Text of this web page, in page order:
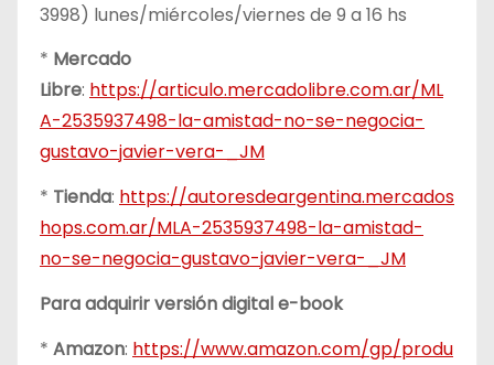
3998) lunes/miércoles/viernes de 9 a 16 hs
* Mercado
Libre: https://articulo.mercadolibre.com.ar/ML
A-2535937498-la-amistad-no-se-negocia-
gustavo-javier-vera-_JM
* Tienda: https://autoresdeargentina.mercados
hops.com.ar/MLA-2535937498-la-amistad-
no-se-negocia-gustavo-javier-vera-_JM
Para adquirir versión digital e-book
* Amazon: https://www.amazon.com/gp/produ